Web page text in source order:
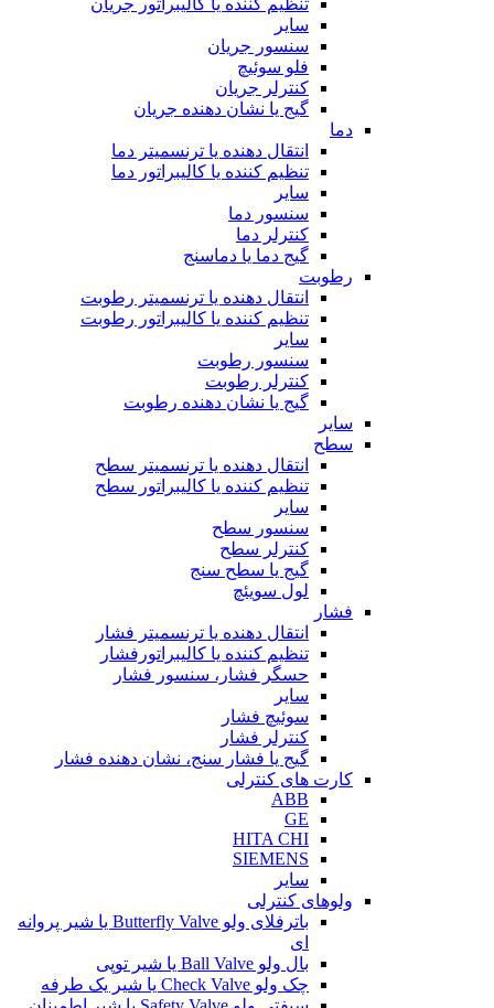
سایر
سنسور جریان
فلو سوئیچ
کنترلر جریان
گیج یا نشان دهنده جریان
دما
انتقال دهنده یا ترنسمیتر دما
تنظیم کننده یا کالیبراتور دما
سایر
سنسور دما
کنترلر دما
گیج دما یا دماسنج
رطوبت
انتقال دهنده یا ترنسمیتر رطوبت
تنظیم کننده یا کالیبراتور رطوبت
سایر
سنسور رطوبت
کنترلر رطوبت
گیج یا نشان دهنده رطوبت
سایر
سطح
انتقال دهنده یا ترنسمیتر سطح
تنظیم کننده یا کالیبراتور سطح
سایر
سنسور سطح
کنترلر سطح
گیج یا سطح سنج
لول سویئچ
فشار
انتقال دهنده یا ترنسمیتر فشار
تنظیم کننده یا کالیبراتورفشار
حسگر فشار، سنسور فشار
سایر
سوئیچ فشار
کنترلر فشار
گیج یا فشار سنج، نشان دهنده فشار
کارت های کنترلی
ABB
GE
HITA CHI
SIEMENS
سایر
ولوهای کنترلی
باترفلای ولو Butterfly Valve یا شیر پروانه
ای
بال ولو Ball Valve یا شیر توپی
چک ولو Check Valve یا شیر یک طرفه